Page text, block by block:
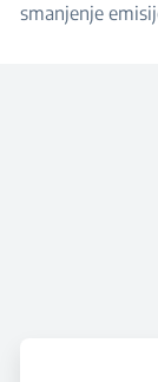
smanjenje